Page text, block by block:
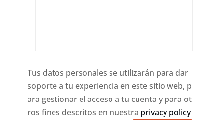
Tus datos personales se utilizarán para dar
soporte a tu experiencia en este sitio web, p
ara gestionar el acceso a tu cuenta y para ot
ros fines descritos en nuestra privacy policy